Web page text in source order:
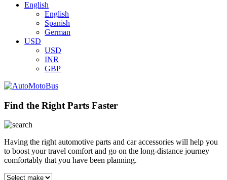
English
English
Spanish
German
USD
USD
INR
GBP
Find the Right Parts Faster
Having the right automotive parts and car accessories will help you
to boost your travel comfort and go on the long-distance journey
comfortably that you have been planning.